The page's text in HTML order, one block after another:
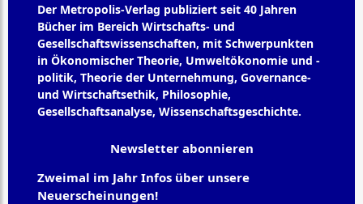
Der Metropolis-Verlag publiziert seit 40 Jahren
Bücher im Bereich Wirtschafts- und
Gesellschaftswissenschaften, mit Schwerpunkten
in Ökonomischer Theorie, Umweltökonomie und -
politik, Theorie der Unternehmung, Governance-
und Wirtschaftsethik, Philosophie,
Gesellschaftsanalyse, Wissenschaftsgeschichte.
Newsletter abonnieren
Zweimal im Jahr Infos über unsere
Neuerscheinungen!